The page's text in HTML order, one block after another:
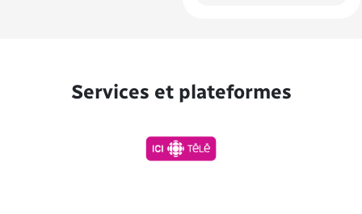
Services et plateformes